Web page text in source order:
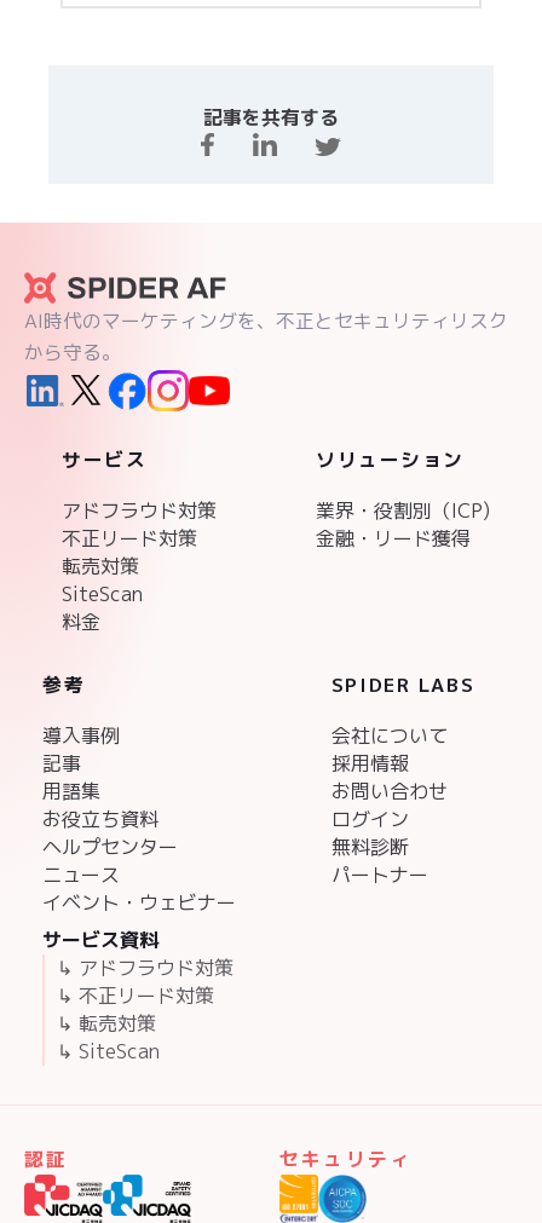
記事を共有する
AI時代のマーケティングを、不正とセキュリティリスク
から守る。
サービス
アドフラウド対策
不正リード対策
転売対策
SiteScan
料金
ソリューション
業界・役割別（ICP)
金融・リード獲得
参考
導入事例
記事
用語集
お役立ち資料
ヘルプセンター
ニュース
イベント・ウェビナー
サービス資料
↳ アドフラウド対策
↳ 不正リード対策
↳ 転売対策
↳ SiteScan
SPIDER LABS
会社について
採用情報
お問い合わせ
ログイン
無料診断
パートナー
認証 セキュリティ